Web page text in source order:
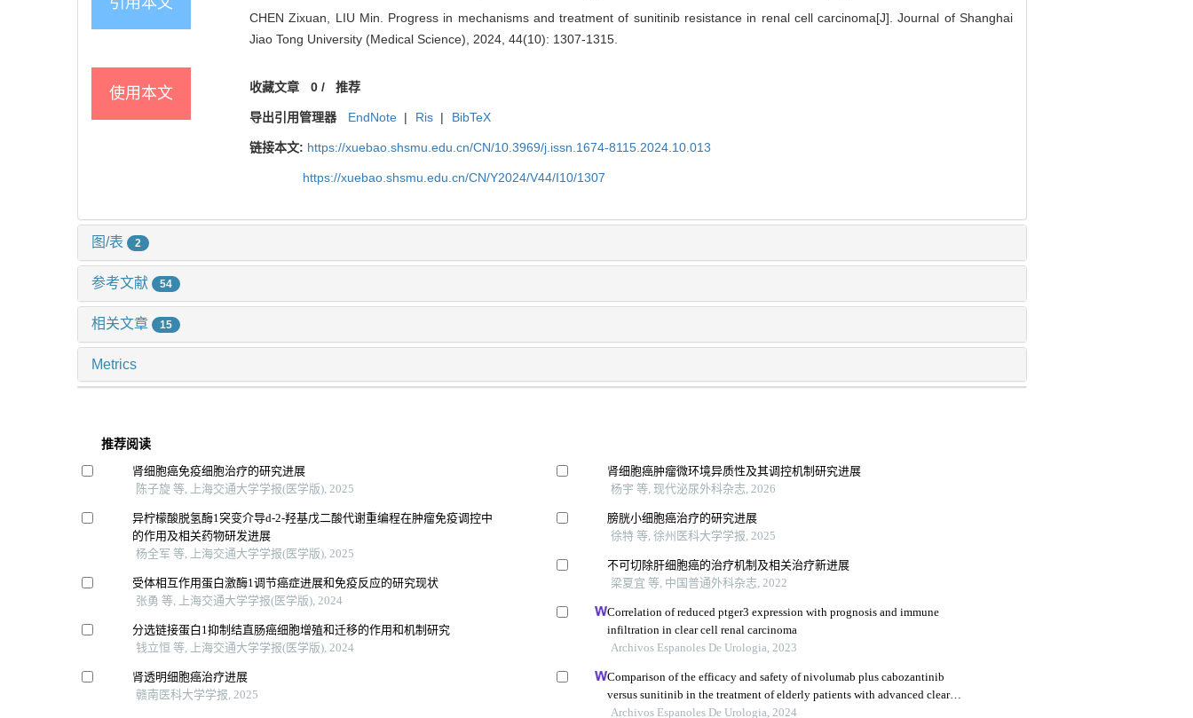
CHEN Zixuan, LIU Min. Progress in mechanisms and treatment of sunitinib resistance in renal cell carcinoma[J]. Journal of Shanghai
Jiao Tong University (Medical Science), 2024, 44(10): 1307-1315.
使用本文 收藏文章 0/ 推荐
导出引用管理器 EndNote | Ris | BibTeX
链接本文: https://xuebao.shsmu.edu.cn/CN/10.3969/j.issn.1674-8115.2024.10.013
https://xuebao.shsmu.edu.cn/CN/Y2024/V44/I10/1307
图/表 2
参考文献 54
相关文章 15
Metrics
推荐阅读
肾细胞癌免疫细胞治疗的研究进展
陈子旋 等, 上海交通大学学报(医学版), 2025
异柠檬酸脱氢酶1突变介导d-2-羟基戊二酸代谢重编程在肿瘤免疫调控中
的作用及相关药物研发进展
杨全军 等, 上海交通大学学报(医学版), 2025
受体相互作用蛋白激酶1调节癌症进展和免疫反应的研究现状
张勇 等, 上海交通大学学报(医学版), 2024
分选链接蛋白1抑制结直肠癌细胞增殖和迁移的作用和机制研究
钱立恒 等, 上海交通大学学报(医学版), 2024
肾透明细胞癌治疗进展
赣南医科大学学报, 2025
肾细胞癌肿瘤微环境异质性及其调控机制研究进展
杨宇 等, 现代泌尿外科杂志, 2026
膀胱小细胞癌治疗的研究进展
徐特 等, 徐州医科大学学报, 2025
不可切除肝细胞癌的治疗机制及相关治疗新进展
梁夏宜 等, 中国普通外科杂志, 2022
Correlation of reduced ptger3 expression with prognosis and immune
infiltration in clear cell renal carcinoma
Archivos Espanoles De Urologia, 2023
Comparison of the efficacy and safety of nivolumab plus cabozantinib
versus sunitinib in the treatment of elderly patients with advanced clear
cell renal cell carcinoma
Archivos Espanoles De Urologia, 2024